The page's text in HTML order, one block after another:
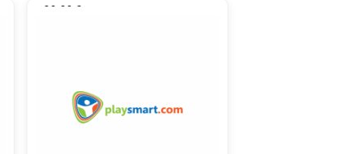
90,00 €